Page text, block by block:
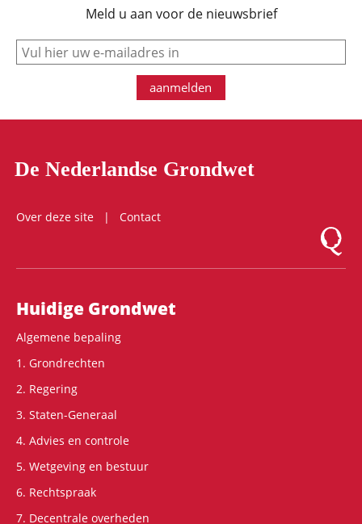
Meld u aan voor de nieuwsbrief
e-mail
aanmelden
De Nederlandse Grondwet
Over deze site
Contact
Logo
Hoofdnavigatie
Huidige Grondwet
Algemene bepaling
1. Grondrechten
2. Regering
3. Staten-Generaal
4. Advies en controle
5. Wetgeving en bestuur
6. Rechtspraak
7. Decentrale overheden